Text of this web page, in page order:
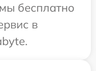
бесплатно
в